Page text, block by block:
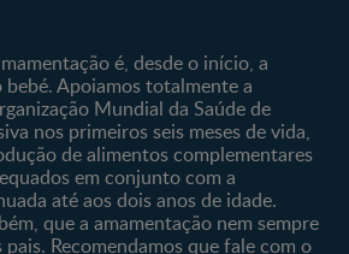
Comprar
Os nossos produtos
As nossas marcas
é, desde o início, a
Apoiamos totalmente a
Mundial da Saúde de
nos primeiros seis meses de vida,
de alimentos complementares
em conjunto com a
até aos dois anos de idade.
que a amamentação nem sempre
Recomendamos que fale com o